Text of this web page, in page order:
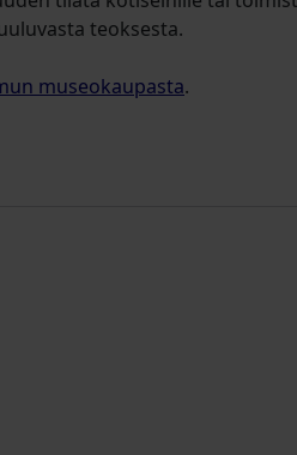
teoksesta.
museokaupasta.